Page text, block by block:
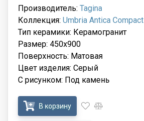
Производитель: Tagina
Коллекция: Umbria Antica Compact
Тип керамики: Керамогранит
Размер: 450x900
Поверхность: Матовая
Цвет изделия: Серый
С рисунком: Под камень
В корзину